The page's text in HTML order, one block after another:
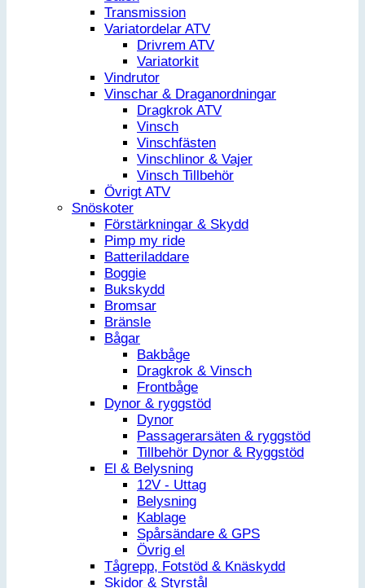
Transmission
Variatordelar ATV
Drivrem ATV
Variatorkit
Vindrutor
Vinschar & Draganordningar
Dragkrok ATV
Vinsch
Vinschfästen
Vinschlinor & Vajer
Vinsch Tillbehör
Övrigt ATV
Snöskoter
Förstärkningar & Skydd
Pimp my ride
Batteriladdare
Boggie
Bukskydd
Bromsar
Bränsle
Bågar
Bakbåge
Dragkrok & Vinsch
Frontbåge
Dynor & ryggstöd
Dynor
Passagerarsäten & ryggstöd
Tillbehör Dynor & Ryggstöd
El & Belysning
12V - Uttag
Belysning
Kablage
Spårsändare & GPS
Övrig el
Tågrepp, Fotstöd & Knäskydd
Skidor & Styrstål